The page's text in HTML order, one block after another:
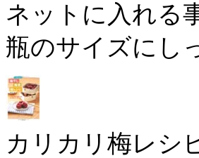
ネットに入れる
瓶のサイズにし
カリカリ梅レシ